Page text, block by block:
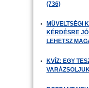
(736)
MŰVELTSÉGI
KÉRDÉSRE
LEHETSZ
KVÍZ: EGY